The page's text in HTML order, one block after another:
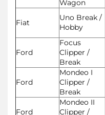
Wagon
Fiat
Uno Break /
Hobby
Ford
Focus
Clipper /
Break
Ford
Mondeo I
Clipper /
Break
Ford
Mondeo II
Clipper /